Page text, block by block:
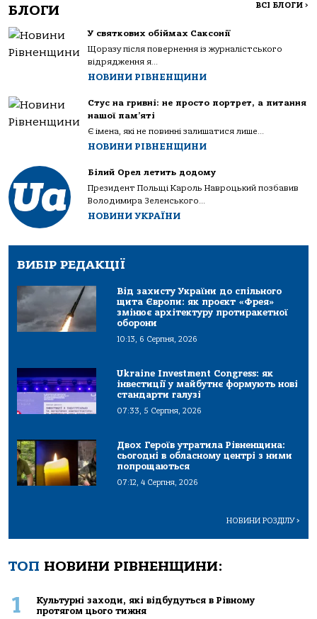
БЛОГИ ВСІ БЛОГИ >
У святкових обіймах Саксонії
Щоразу після повернення із журналістського
відрядження я...
НОВИНИ РІВНЕНЩИНИ
Стус на гривні: не просто портрет, а питання
нашої пам’яті
Є імена, які не повинні залишатися лише...
НОВИНИ РІВНЕНЩИНИ
Білий Орел летить додому
Президент Польщі Кароль Навроцький позбавив
Володимира Зеленського...
НОВИНИ УКРАЇНИ
ВИБІР РЕДАКЦІЇ
Від захисту України до спільного
щита Європи: як проєкт «Фрея»
змінює архітектуру протиракетної
оборони
10:13, 6 Серпня, 2026
Ukraine Investment Congress: як
інвестиції у майбутнє формують нові
стандарти галузі
07:33, 5 Серпня, 2026
Двох Героїв утратила Рівненщина:
сьогодні в обласному центрі з ними
попрощаються
07:12, 4 Серпня, 2026
НОВИНИ РОЗДІЛУ>
ТОП НОВИНИ РІВНЕНЩИНИ:
1
Культурні заходи, які відбудуться в Рівному
протягом цього тижня